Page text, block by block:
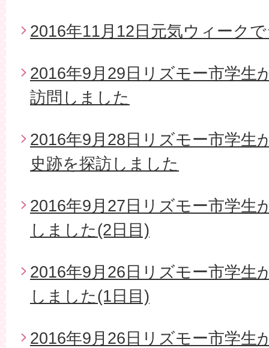
2016年11月12日元気ウィーク
2016年9月29日リズモー市学生
訪問しました
2016年9月28日リズモー市学生
史跡を探訪しました
2016年9月27日リズモー市学生
しました(2日目)
2016年9月26日リズモー市学生
しました(1日目)
2016年9月26日リズモー市学生